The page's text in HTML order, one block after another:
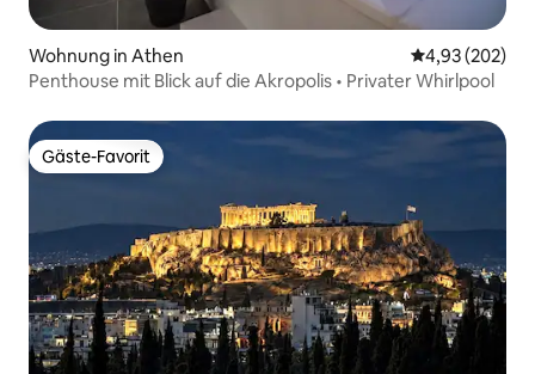
Wohnung in Athen
4,93 (202)
Penthouse mit Blick auf die Akropolis • Privater Whirlpool
Gäste-Favorit
Gäste-Favorit